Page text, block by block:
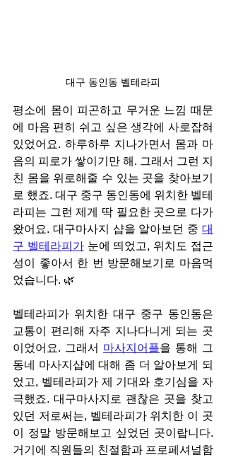
대구 동인동 벨테라피
평소에 몸이 피곤하고 무거운 느낌 때문
에 마음 편히 쉬고 싶은 생각에 사로잡혀
있었어요. 하루하루 지나가면서 몸과 마
음의 피로가 쌓이기만 해. 그래서 그런 지
친 몸을 위로해줄 수 있는 곳을 찾아보기
로 했죠. 대구 중구 동인동에 위치한 벨테
라피는 그런 제게 딱 필요한 곳으로 다가
왔어요. 대구마사지 샵을 알아보던 중 대
구 벨테라피가 눈에 띄었고, 위치도 접근
성이 좋아서 한 번 방문해보기로 마음먹
었습니다. 🌿
벨테라피가 위치한 대구 중구 동인동은
교통이 편리해 자주 지나다니게 되는 곳
이었어요. 그래서 마사지어플을 통해 그
동네 마사지샵에 대해 좀 더 알아보게 되
었고, 벨테라피가 제 기대와 호기심을 자
극했죠. 대구마사지로 괜찮은 곳을 찾고
있던 저로써는, 벨테라피가 위치한 이 곳
이 정말 방문해보고 싶었던 곳이랍니다.
거기에 직원들의 친절함과 프로페셔널함